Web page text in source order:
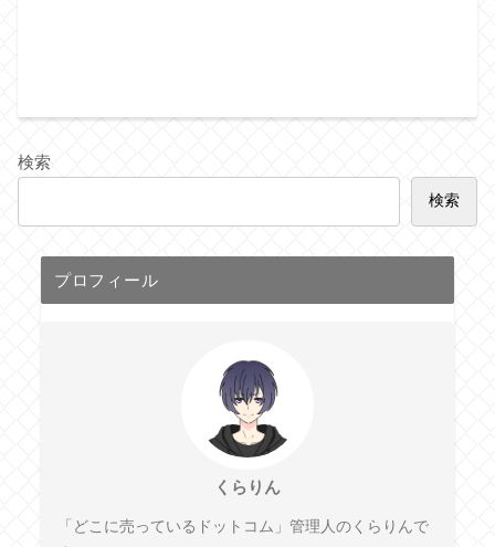
検索
検索
プロフィール
くらりん
「どこに売っているドットコム」管理人のくらりんで